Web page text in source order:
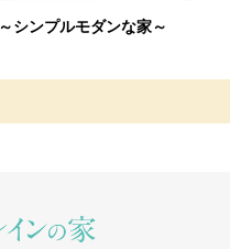
～シンプルモダンな家～